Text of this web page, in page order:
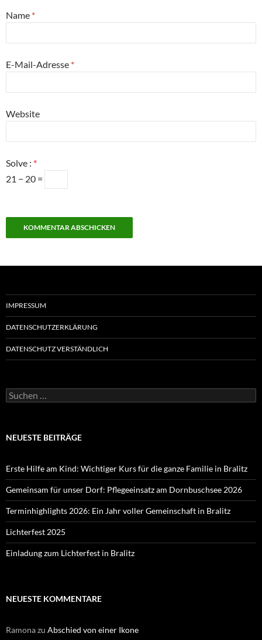
Name *
E-Mail-Adresse *
Website
Solve : *
21 − 20 =
IMPRESSUM
DATENSCHUTZERKLÄRUNG
DATENSCHUTZ VERSTÄNDLICH
Suchen
nach:
NEUESTE BEITRÄGE
Erste Hilfe am Kind: Wichtiger Kurs für die ganze Familie in Bralitz
Gemeinsam für unser Dorf: Pflegeeinsatz am Dornbuschsee 2026
Terminhighlights 2026: Ein Jahr voller Gemeinschaft in Bralitz
Lichterfest 2025
Einladung zum Lichterfest in Bralitz
NEUESTE KOMMENTARE
Ramonazu Abschied von einer Ikone